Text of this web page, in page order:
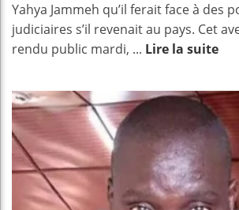
Yahya Jammeh qu’il ferait face à des
judiciaires s’il revenait au pays. Cet
rendu public mardi, ... Lire la suite